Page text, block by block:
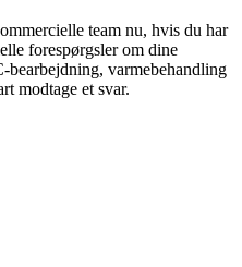
team nu, hvis du har
forespørgsler om dine
bearbejdning, varmebehandling
modtage et svar.